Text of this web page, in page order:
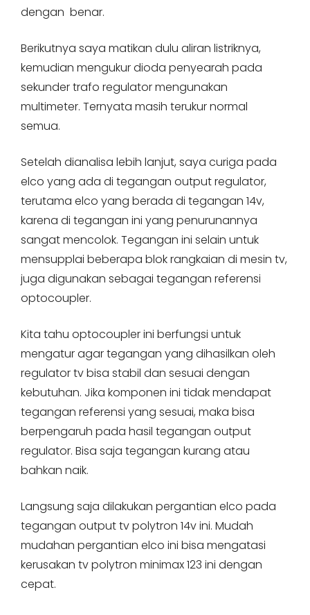
dengan benar.
Berikutnya saya matikan dulu aliran listriknya,
kemudian mengukur dioda penyearah pada
sekunder trafo regulator mengunakan
multimeter. Ternyata masih terukur normal
semua.
Setelah dianalisa lebih lanjut, saya curiga pada
elco yang ada di tegangan output regulator,
terutama elco yang berada di tegangan 14v,
karena di tegangan ini yang penurunannya
sangat mencolok. Tegangan ini selain untuk
mensupplai beberapa blok rangkaian di mesin tv,
juga digunakan sebagai tegangan referensi
optocoupler.
Kita tahu optocoupler ini berfungsi untuk
mengatur agar tegangan yang dihasilkan oleh
regulator tv bisa stabil dan sesuai dengan
kebutuhan. Jika komponen ini tidak mendapat
tegangan referensi yang sesuai, maka bisa
berpengaruh pada hasil tegangan output
regulator. Bisa saja tegangan kurang atau
bahkan naik.
Langsung saja dilakukan pergantian elco pada
tegangan output tv polytron 14v ini. Mudah
mudahan pergantian elco ini bisa mengatasi
kerusakan tv polytron minimax 123 ini dengan
cepat.